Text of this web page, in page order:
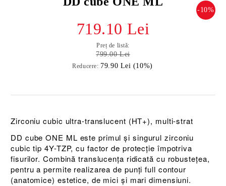
-10%
719.10 Lei
Preț de listă:
799.00 Lei
Reducere: 79.90 Lei (10%)
Zirconiu cubic ultra-translucent (HT+), multi-strat
DD cube ONE ML este primul și singurul zirconiu
cubic tip 4Y-TZP, cu factor de protecție împotriva
fisurilor. Combină translucența ridicată cu robustețea,
pentru a permite realizarea de punți full contour
(anatomice) estetice, de mici și mari dimensiuni.